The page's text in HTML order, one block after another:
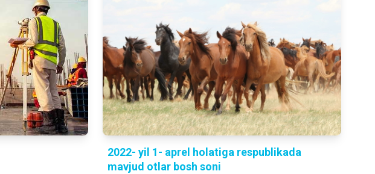
2022- yil 1- aprel holatiga respublikada
mavjud otlar bosh soni